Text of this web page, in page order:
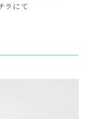
ラにて